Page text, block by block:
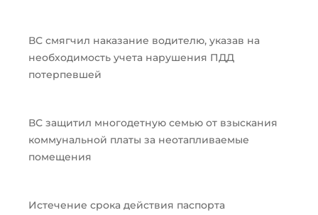
ВС смягчил наказание водителю, указав на
необходимость учета нарушения ПДД
потерпевшей
ВС защитил многодетную семью от взыскания
коммунальной платы за неотапливаемые
помещения
Истечение срока действия паспорта